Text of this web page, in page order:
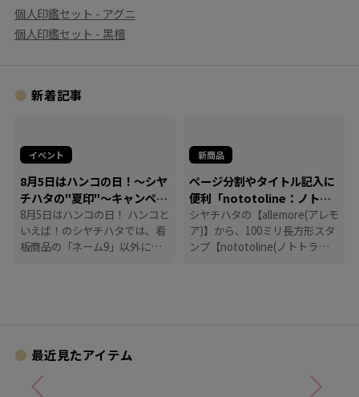
個人印鑑セット - アグニ
個人印鑑セット - ⿊檀
新着記事
イベント
8月5日はハンコの日！～シヤ
チハタの"夏印"～キャンペー
ン
8月5日はハンコの日！ ハンコと
いえば！のシヤチハタでは、看
板商品の「ネーム9」以外に
新商品
ページ分割やタイトル記入に
便利「nototoline：ノトト
ライン」
シヤチハタの【allemore(アレモ
ア)】から、100ミリ長方形スタ
ンプ【nototoline(ノトトライ
最近見たアイテム